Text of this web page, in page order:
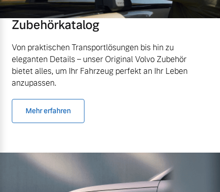
Zubehörkatalog
Von praktischen Transportlösungen bis hin zu
eleganten Details – unser Original Volvo Zubehör
bietet alles, um Ihr Fahrzeug perfekt an Ihr Leben
anzupassen.
Mehr erfahren